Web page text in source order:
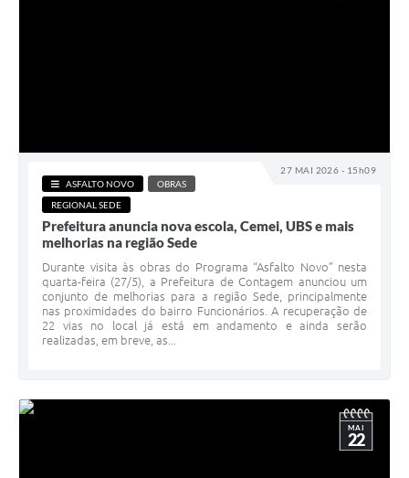
27 MAI 2026 - 15h09
ASFALTO NOVO
OBRAS
REGIONAL SEDE
Prefeitura anuncia nova escola, Cemei, UBS e mais
melhorias na região Sede
Durante visita às obras do Programa “Asfalto Novo” nesta
quarta-feira (27/5), a Prefeitura de Contagem anunciou um
conjunto de melhorias para a região Sede, principalmente
nas proximidades do bairro Funcionários. A recuperação de
22 vias no local já está em andamento e ainda serão
realizadas, em breve, as...
MAI
22